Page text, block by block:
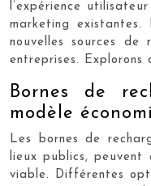
l’expérience
marketing
nouvelles sources de
entreprises. Explorons
Bornes de
modèle
Les bornes de
lieux publics, peuvent
viable. Différentes